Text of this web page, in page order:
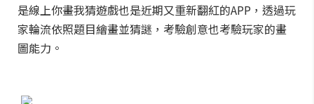
是線上你畫我猜遊戲也是近期又重新翻紅的APP，透過玩
家輪流依照題目繪畫並猜謎，考驗創意也考驗玩家的畫
圖能力。